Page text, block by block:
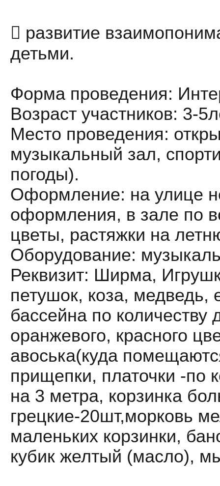
 развитие
детьми.
Форма проведения:
Возраст участников: 3-
Место проведения:
музыкальный зал,
погоды).
Оформление: на улице
оформления, в зале по
цветы, растяжки на
Оборудование:
Реквизит: Ширма,
петушок, коза, медведь,
бассейна по
оранжевого, красного
авоська(куда
прищепки, платочки -по
на 3 метра, корзинка
грецкие-20шт,морковь
маленьких корзинки,
кубик желтый (масло),